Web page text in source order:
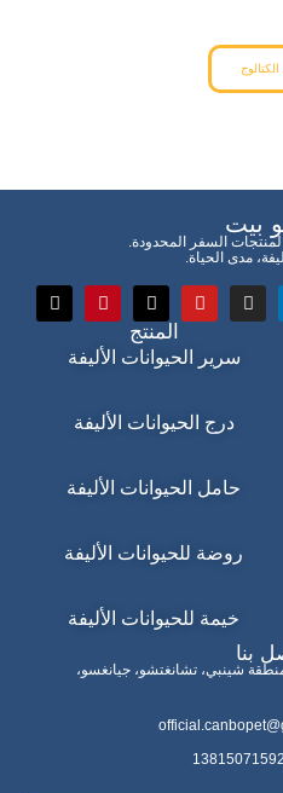
بيت
السفر المحدودة.
مدى الحياة.
المنتج
سرير الحيوانات الأليفة
درج الحيوانات الأليفة
حامل الحيوانات الأليفة
روضة للحيوانات الأليفة
خيمة للحيوانات الأليفة
بنا
منطقة شينبي، تشانغتشو، جيانغسو،